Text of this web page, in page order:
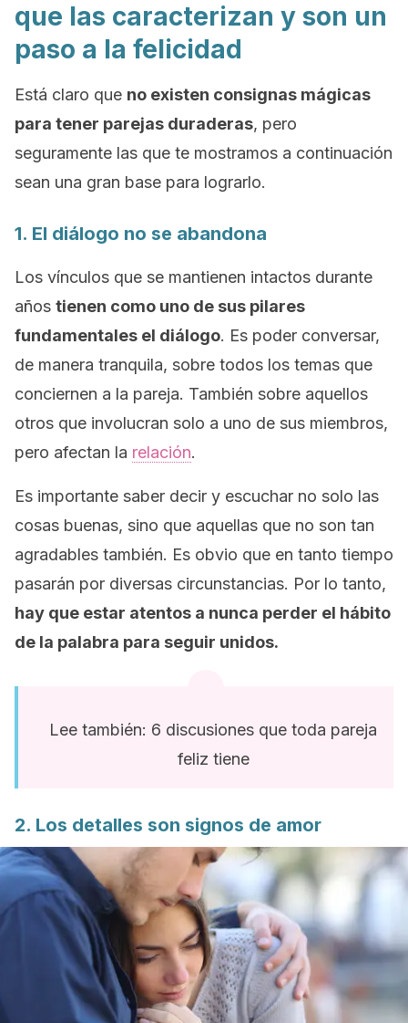
que las caracterizan y son un
paso a la felicidad
Está claro que no existen consignas mágicas
para tener parejas duraderas, pero
seguramente las que te mostramos a continuación
sean una gran base para lograrlo.
1. El diálogo no se abandona
Los vínculos que se mantienen intactos durante
años tienen como uno de sus pilares
fundamentales el diálogo. Es poder conversar,
de manera tranquila, sobre todos los temas que
conciernen a la pareja. También sobre aquellos
otros que involucran solo a uno de sus miembros,
pero afectan la relación.
Es importante saber decir y escuchar no solo las
cosas buenas, sino que aquellas que no son tan
agradables también. Es obvio que en tanto tiempo
pasarán por diversas circunstancias. Por lo tanto,
hay que estar atentos a nunca perder el hábito
de la palabra para seguir unidos.
Lee también: 6 discusiones que toda pareja
feliz tiene
2. Los detalles son signos de amor